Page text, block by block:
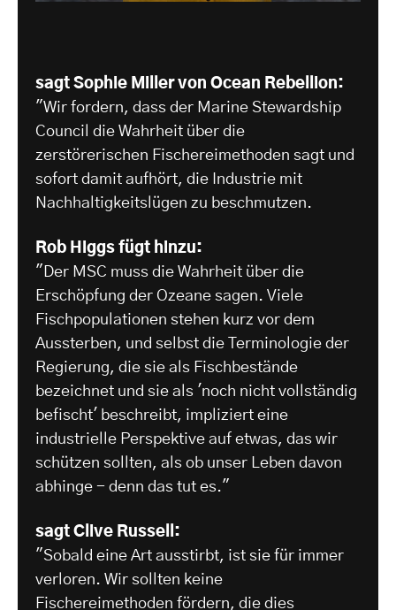
sagt Sophie Miller von Ocean Rebellion:
"Wir fordern, dass der Marine Stewardship
Council die Wahrheit über die
zerstörerischen Fischereimethoden sagt und
sofort damit aufhört, die Industrie mit
Nachhaltigkeitslügen zu beschmutzen.
Rob Higgs fügt hinzu:
"Der MSC muss die Wahrheit über die
Erschöpfung der Ozeane sagen. Viele
Fischpopulationen stehen kurz vor dem
Aussterben, und selbst die Terminologie der
Regierung, die sie als Fischbestände
bezeichnet und sie als 'noch nicht vollständig
befischt' beschreibt, impliziert eine
industrielle Perspektive auf etwas, das wir
schützen sollten, als ob unser Leben davon
abhinge - denn das tut es."
sagt Clive Russell:
"Sobald eine Art ausstirbt, ist sie für immer
verloren. Wir sollten keine
Fischereimethoden fördern, die dies